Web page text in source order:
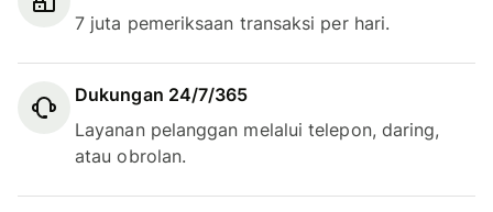
7 juta pemeriksaan transaksi per hari.
Dukungan 24/7/365
Layanan pelanggan melalui telepon, daring,
atau obrolan.